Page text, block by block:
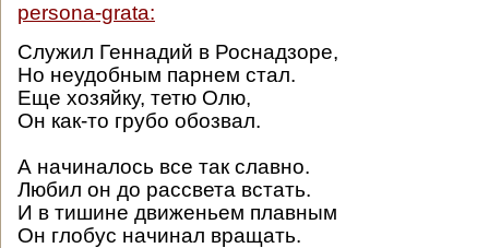
persona-grata:
Служил Геннадий в Роснадзоре,
Но неудобным парнем стал.
Еще хозяйку, тетю Олю,
Он как-то грубо обозвал.
А начиналось все так славно.
Любил он до рассвета встать.
И в тишине движеньем плавным
Он глобус начинал вращать.